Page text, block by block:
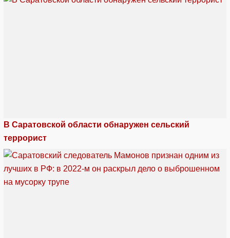
В Саратовской области обнаружен сельский
террорист